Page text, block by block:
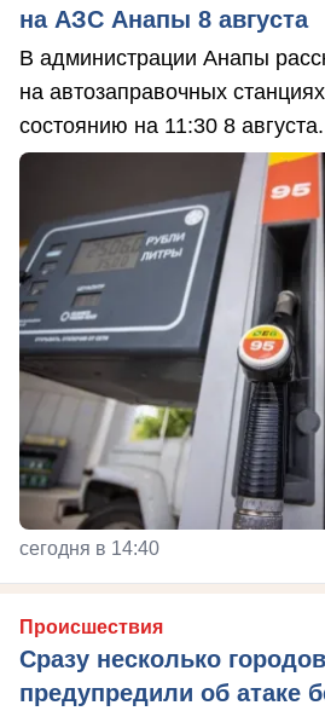
на АЗС Анапы 8 августа
В администрации Анапы
на автозаправочных
состоянию на 11:30 8 августа.
сегодня в 14:40
Происшествия
Сразу несколько
предупредили об атаке